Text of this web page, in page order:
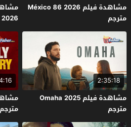
مشاهدة فيلم México 86 2026
مترجم
2026 مترجم
2:35:18
مشاهدة فيلم Omaha 2025
مترجم
مترجم